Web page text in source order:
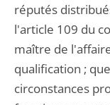
réputés
l'article 109 du
maître de
qualification ;
circonstances